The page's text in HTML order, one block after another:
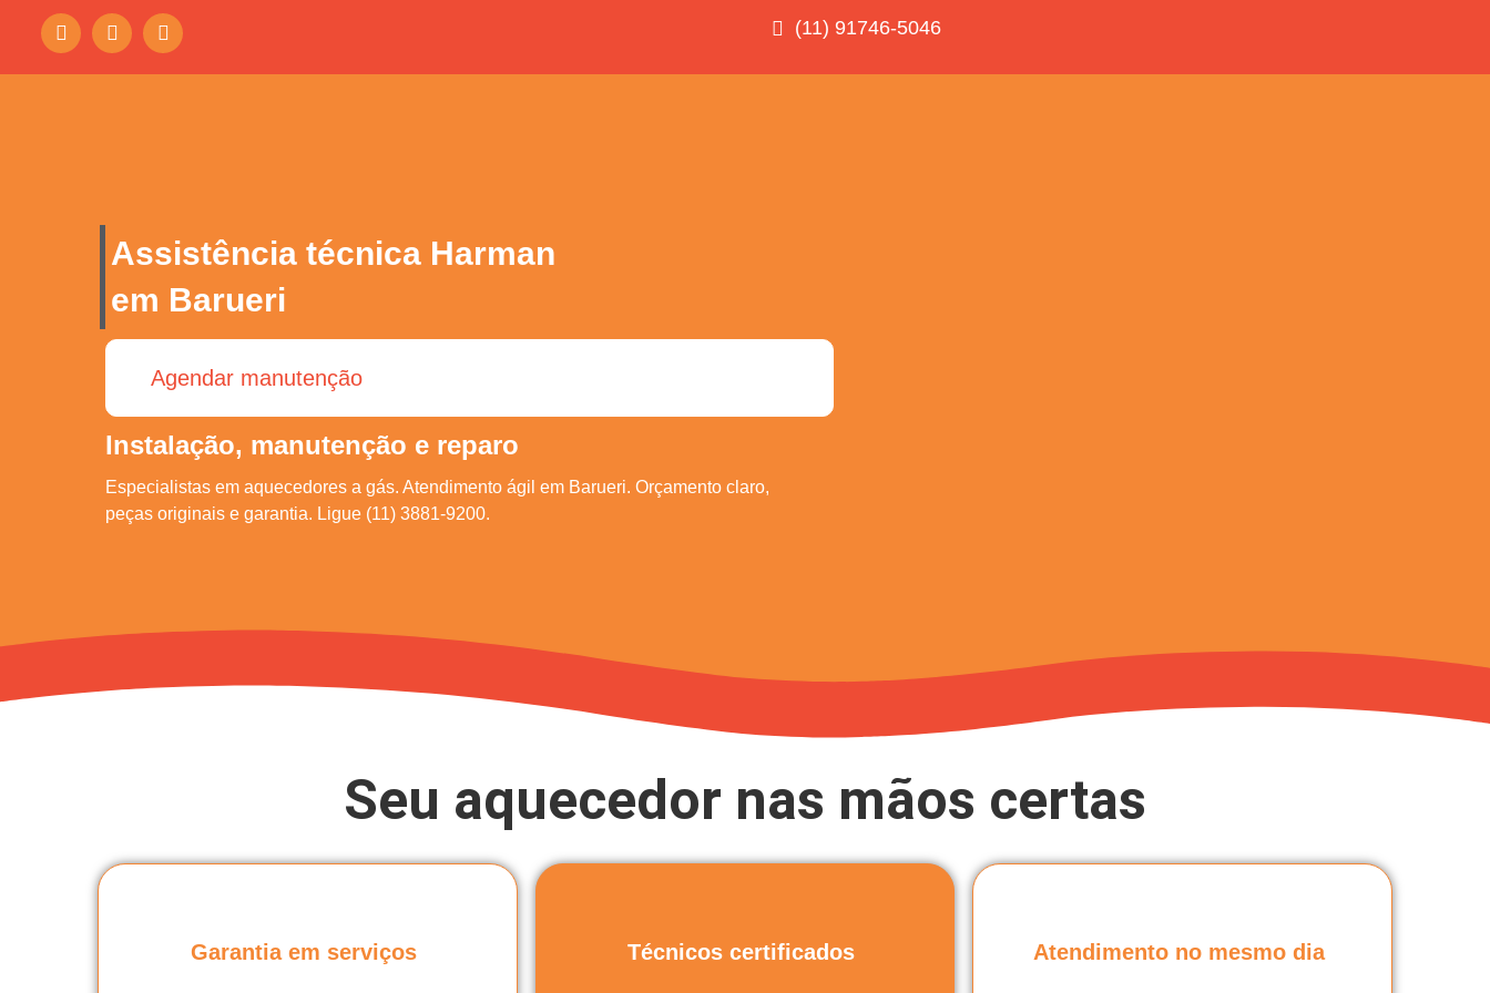
(11) 91746-5046
Assistência técnica Harman
em Barueri
Agendar manutenção
Instalação, manutenção e reparo
Especialistas em aquecedores a gás. Atendimento ágil em Barueri. Orçamento claro,
peças originais e garantia. Ligue (11) 3881-9200.
Seu aquecedor nas mãos certas
Garantia em serviços Técnicos certificados Atendimento no mesmo dia